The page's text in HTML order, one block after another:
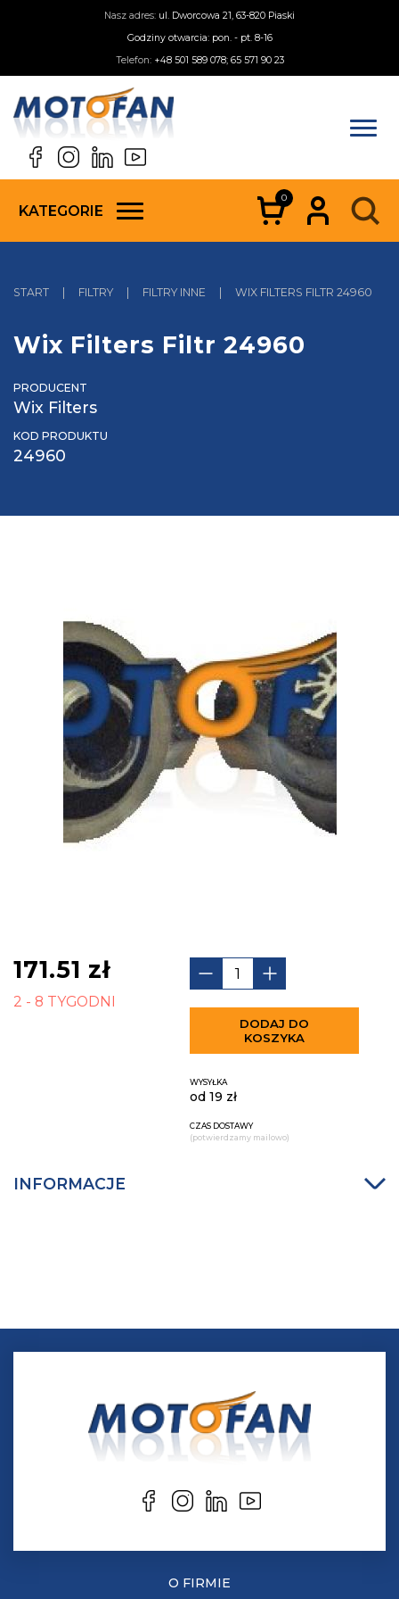
Nasz adres: ul. Dworcowa 21, 63-820 Piaski
Godziny otwarcia: pon. - pt. 8-16
Telefon: +48 501 589 078; 65 571 90 23
KATEGORIE
0
START | FILTRY | FILTRY INNE | WIX FILTERS FILTR 24960
Wix Filters Filtr 24960
PRODUCENT
Wix Filters
KOD PRODUKTU
24960
171.51 zł
2 - 8 TYGODNI
DODAJ DO
KOSZYKA
WYSYŁKA
od 19 zł
CZAS DOSTAWY
(potwierdzamy mailowo)
INFORMACJE
O FIRMIE